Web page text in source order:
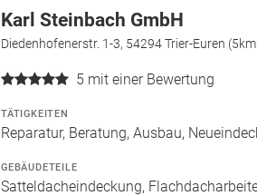
Karl Steinbach GmbH
Diedenhofenerstr. 1-3, 54294 Trier-Euren
5 mit einer Bewertung
TÄTIGKEITEN
Reparatur, Beratung, Ausbau,
GEBÄUDETEILE
Satteldacheindeckung,